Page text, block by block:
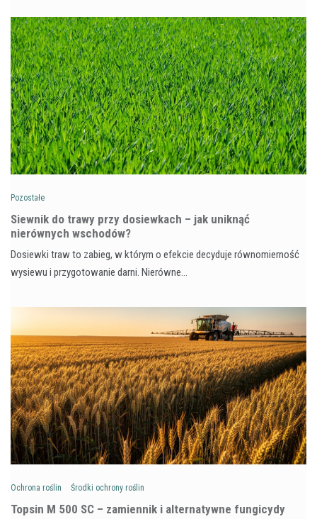
Pozostałe
Siewnik do trawy przy dosiewkach – jak uniknąć
nierównych wschodów?
Dosiewki traw to zabieg, w którym o efekcie decyduje równomierność
wysiewu i przygotowanie darni. Nierówne…
Ochrona roślin Środki ochrony roślin
Topsin M 500 SC – zamiennik i alternatywne fungicydy